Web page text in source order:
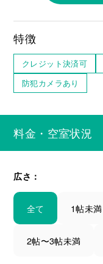
特徴
クレジット決済可
防犯カメラあり
料金・空室状況
広さ：
全て 1帖未満
2帖〜3帖未満